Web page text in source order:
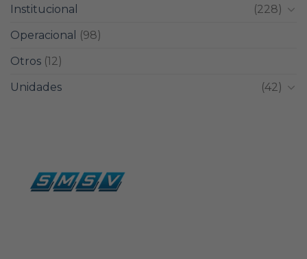
Institucional
(228)
Operacional
(98)
Otros (12)
Unidades
(42)